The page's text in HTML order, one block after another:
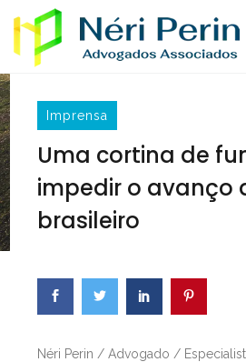
Imprensa
Uma cortina de
impedir o avanço
brasileiro
Néri Perin / Advogado /